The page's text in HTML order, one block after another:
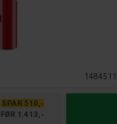
1484511
SPAR 510,-
FØR 1.413,-